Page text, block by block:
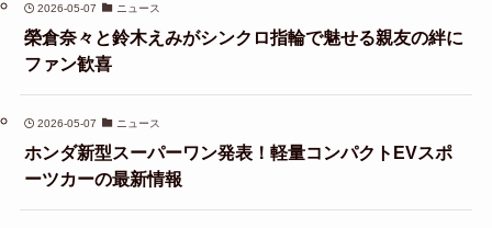
2026-05-07 ニュース
榮倉奈々と鈴木えみがシンクロ指輪で魅せる親友の絆に
ファン歓喜
2026-05-07 ニュース
ホンダ新型スーパーワン発表！軽量コンパクトEVスポ
ーツカーの最新情報